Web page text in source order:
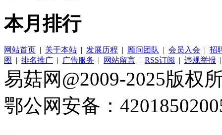
本月排行
网站首页 | 关于本站 | 发展历程 | 顾问团队 | 会员入会 | 招
图
| 排名推广 | 广告服务 | 网站留言 | RSS订阅 | 违规举报
易菇网@2009-2025版权
鄂公网安备：